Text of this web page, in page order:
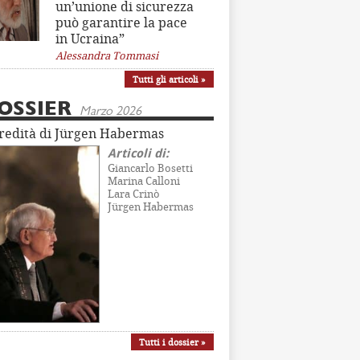
un’unione di sicurezza
può garantire la pace
in Ucraina”
Alessandra Tommasi
Tutti gli articoli »
Marzo 2026
di Jürgen Habermas
Articoli di:
Giancarlo Bosetti
Marina Calloni
Lara Crinò
Jürgen Habermas
Tutti i dossier »